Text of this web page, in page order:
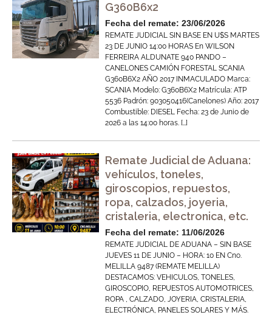
G360B6x2
Fecha del remate: 23/06/2026
REMATE JUDICIAL SIN BASE EN U$S MARTES
23 DE JUNIO 14:00 HORAS En WILSON
FERREIRA ALDUNATE 940 PANDO –
CANELONES CAMIÓN FORESTAL SCANIA
G360B6X2 AÑO 2017 INMACULADO Marca:
SCANIA Modelo: G360B6X2 Matrícula: ATP
5536 Padrón: 903050416(Canelones) Año: 2017
Combustible: DIESEL Fecha: 23 de Junio de
2026 a las 14:00 horas. […]
Remate Judicial de Aduana:
vehículos, toneles,
giroscopios, repuestos,
ropa, calzados, joyeria,
cristaleria, electronica, etc.
Fecha del remate: 11/06/2026
REMATE JUDICIAL DE ADUANA – SIN BASE
JUEVES 11 DE JUNIO – HORA: 10 EN Cno.
MELILLA 9487 (REMATE MELILLA)
DESTACAMOS: VEHICULOS, TONELES,
GIROSCOPIO, REPUESTOS AUTOMOTRICES,
ROPA , CALZADO, JOYERIA, CRISTALERIA,
ELECTRÓNICA, PANELES SOLARES Y MÁS.